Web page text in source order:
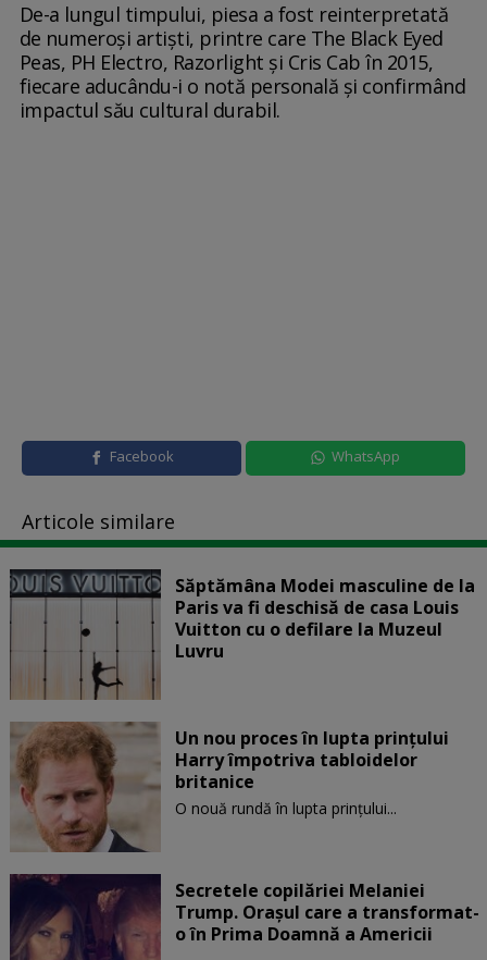
De-a lungul timpului, piesa a fost reinterpretată
de numeroși artiști, printre care The Black Eyed
Peas, PH Electro, Razorlight și Cris Cab în 2015,
fiecare aducându-i o notă personală și confirmând
impactul său cultural durabil.
Facebook WhatsApp
Articole similare
Săptămâna Modei masculine de la
Paris va fi deschisă de casa Louis
Vuitton cu o defilare la Muzeul
Luvru
Un nou proces în lupta prinţului
Harry împotriva tabloidelor
britanice
O nouă rundă în lupta prinţului...
Secretele copilăriei Melaniei
Trump. Orașul care a transformat-
o în Prima Doamnă a Americii